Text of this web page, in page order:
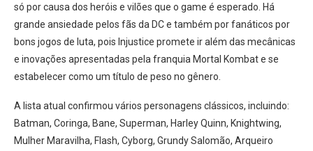
só por causa dos heróis e vilões que o game é esperado. Há
grande ansiedade pelos fãs da DC e também por fanáticos por
bons jogos de luta, pois Injustice promete ir além das mecânicas
e inovações apresentadas pela franquia Mortal Kombat e se
estabelecer como um título de peso no gênero.
A lista atual confirmou vários personagens clássicos, incluindo:
Batman, Coringa, Bane, Superman, Harley Quinn, Knightwing,
Mulher Maravilha, Flash, Cyborg, Grundy Salomão, Arqueiro